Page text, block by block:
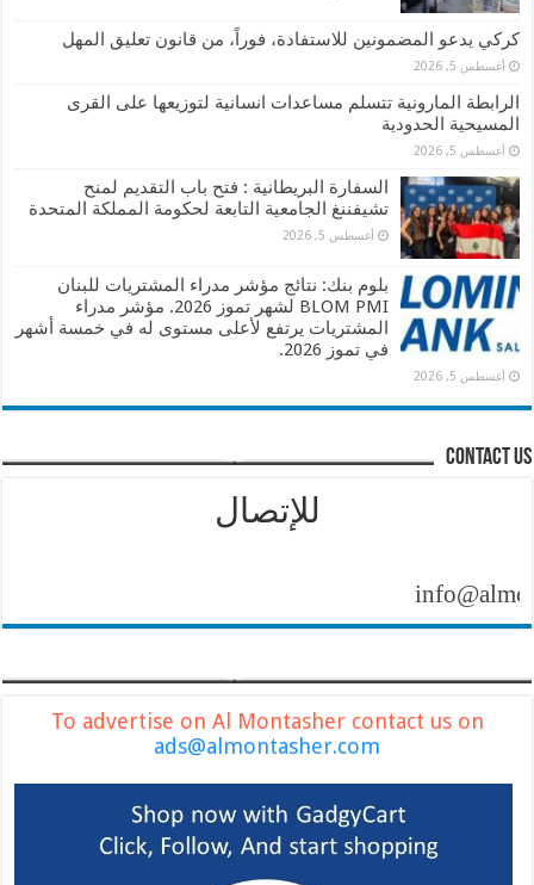
كركي يدعو المضمونين للاستفادة، فوراً، من قانون تعليق المهل
أغسطس 5, 2026
الرابطة المارونية تتسلم مساعدات انسانية لتوزيعها على القرى
المسيحية الحدودية
أغسطس 5, 2026
السفارة البريطانية : فتح باب التقديم لمنح
تشيفننغ الجامعية التابعة لحكومة المملكة المتحدة
أغسطس 5, 2026
بلوم بنك: نتائج مؤشر مدراء المشتريات للبنان
BLOM PMI لشهر تموز 2026. مؤشر مدراء
المشتريات يرتفع لأعلى مستوى له في خمسة أشهر
في تموز 2026.
أغسطس 5, 2026
contact us
للإتصال
To advertise on Al Montasher contact us on
ads@almontasher.com